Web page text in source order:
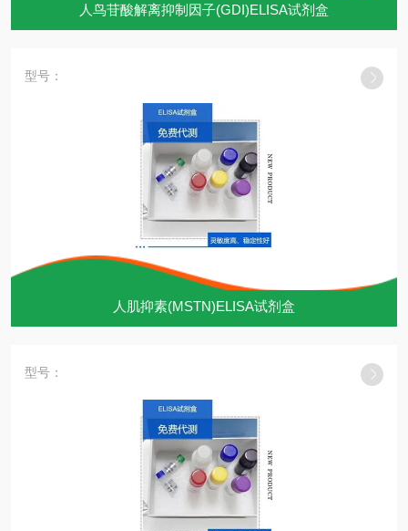
人鸟苷酸解离抑制因子(GDI)ELISA试剂盒
型号：
人肌抑素(MSTN)ELISA试剂盒
型号：